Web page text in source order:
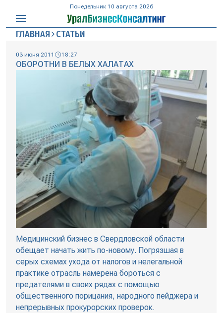
Понедельник 10 августа 2026
ГЛАВНАЯ СТАТЬИ
03 июня 2011 18:27
ОБОРОТНИ В БЕЛЫХ ХАЛАТАХ
Медицинский бизнес в Свердловской области
обещает начать жить по-новому. Погрязшая в
серых схемах ухода от налогов и нелегальной
практике отрасль намерена бороться с
предателями в своих рядах с помощью
общественного порицания, народного пейджера и
непрерывных прокурорских проверок.